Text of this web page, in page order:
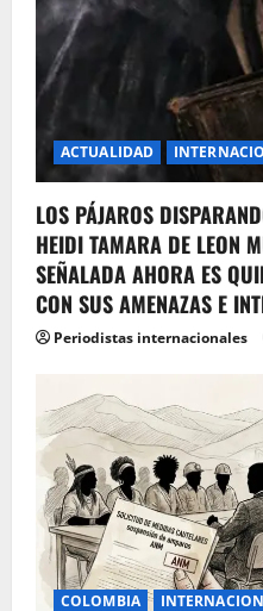
ACTUALIDAD
LOS PÁJAROS
HEIDI TAMARA DE LEON
SEÑALADA AHORA ES
CON SUS AMENAZAS E
Periodistas internacionales
COLOMBIA